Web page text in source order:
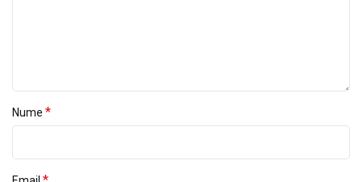
Nume *